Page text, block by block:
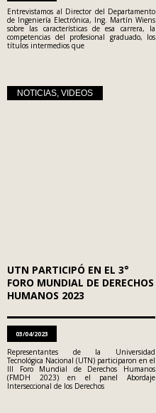
Entrevistamos al Director del Departamento
de Ingeniería Electrónica, Ing. Martín Wiens
sobre las características de esa carrera, la
competencias del profesional graduado, los
títulos intermedios que
NOTICIAS VIDEOS
UTN PARTICIPÓ EN EL 3°
FORO MUNDIAL DE DERECHOS
HUMANOS 2023
03/04/2023
Representantes de la Universidad
Tecnológica Nacional (UTN) participaron en el
III Foro Mundial de Derechos Humanos
(FMDH 2023) en el panel Abordaje
Interseccional de los Derechos